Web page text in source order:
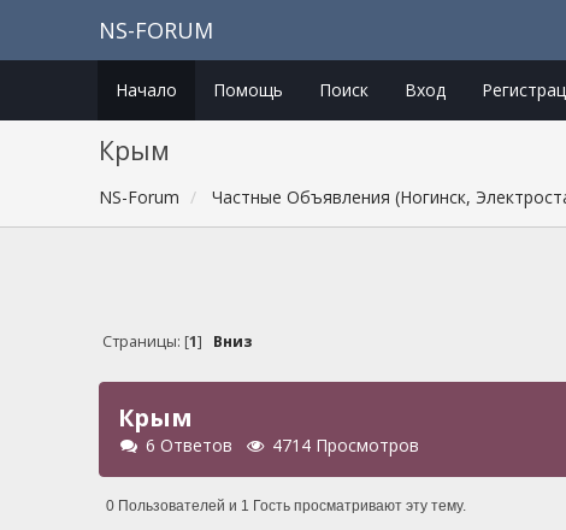
NS-FORUM
Начало Помощь Поиск Вход
Крым
NS-Forum Частные Объявления (Ногинск,
Страницы: [1] Вниз
Крым
6 Ответов 4714 Просмотров
0 Пользователей и 1 Гость просматривают эту тему.